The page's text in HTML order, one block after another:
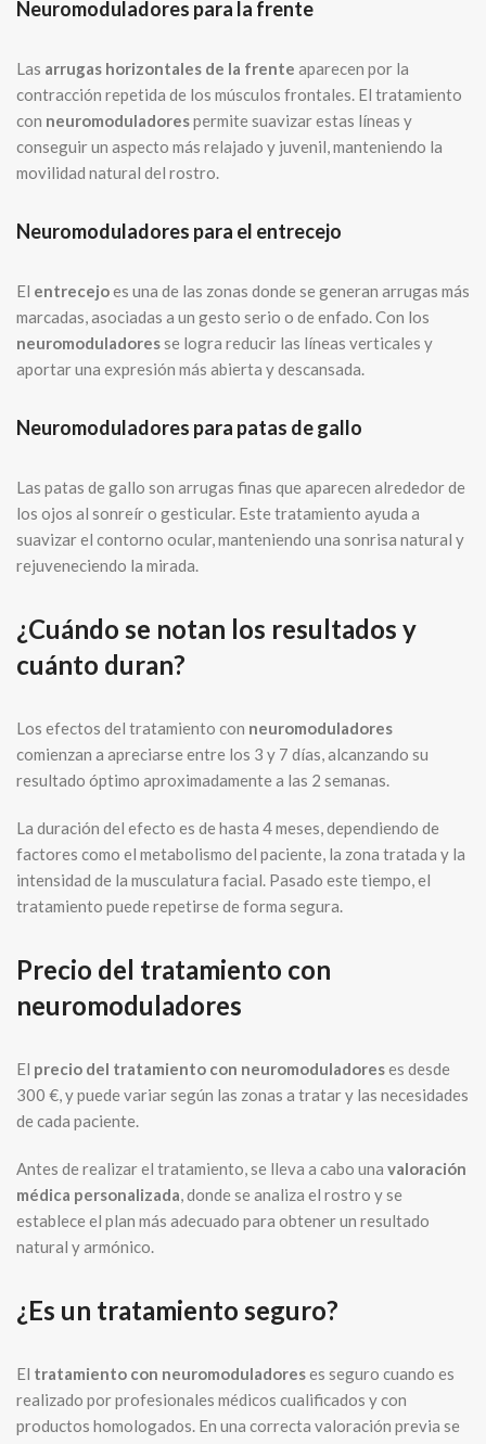
Neuromoduladores para la frente
Las arrugas horizontales de la frente aparecen por la
contracción repetida de los músculos frontales. El tratamiento
con neuromoduladorespermite suavizar estas líneas y
conseguir un aspecto más relajado y juvenil, manteniendo la
movilidad natural del rostro.
Neuromoduladores para el entrecejo
El entrecejoes una de las zonas donde se generan arrugas más
marcadas, asociadas a un gesto serio o de enfado. Con los
neuromoduladoresse logra reducir las líneas verticales y
aportar una expresión más abierta y descansada.
Neuromoduladores para patas de gallo
Las patas de gallo son arrugas finas que aparecen alrededor de
los ojos al sonreír o gesticular. Este tratamiento ayuda a
suavizar el contorno ocular, manteniendo una sonrisa natural y
rejuveneciendo la mirada.
¿Cuándo se notan los resultados y
cuánto duran?
Los efectos del tratamiento con neuromoduladores
comienzan a apreciarse entre los 3 y 7 días, alcanzando su
resultado óptimo aproximadamente a las 2 semanas.
La duración del efecto es de hasta 4 meses, dependiendo de
factores como el metabolismo del paciente, la zona tratada y la
intensidad de la musculatura facial. Pasado este tiempo, el
tratamiento puede repetirse de forma segura.
Precio del tratamiento con
neuromoduladores
El precio del tratamiento con neuromoduladoreses desde
300 €, y puede variar según las zonas a tratar y las necesidades
de cada paciente.
Antes de realizar el tratamiento, se lleva a cabo una valoración
médica personalizada, donde se analiza el rostro y se
establece el plan más adecuado para obtener un resultado
natural y armónico.
¿Es un tratamiento seguro?
El tratamiento con neuromoduladoreses seguro cuando es
realizado por profesionales médicos cualificados y con
productos homologados. En una correcta valoración previa se